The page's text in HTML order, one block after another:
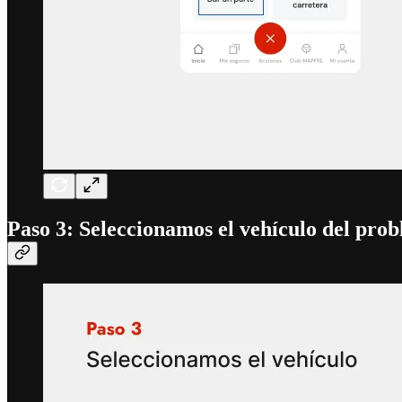
Paso 3: Seleccionamos el vehículo del